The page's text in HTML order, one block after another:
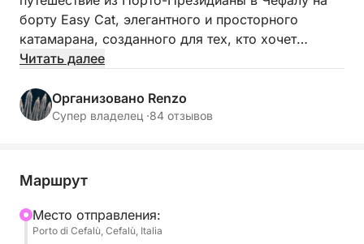
борту Easy Cat, элегантного и просторного
катамарана, созданного для тех, кто хочет
насладиться морем в тишине и полюбоваться
побережьем.
спокойной атмосферой и кристально чистой
отражениями на закате; и Кала-Калура, где вы
можете искупаться или просто отдохнуть на
Читать далее
Организовано Renzo
Супер владелец ·84 отзывов
Маршрут
Mесто отправления:
Porto di Cefalù, Cefalù, Italia